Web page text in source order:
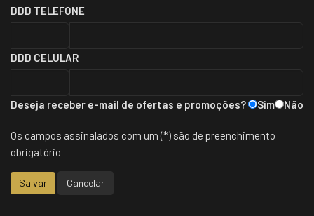
DDD TELEFONE
DDD CELULAR
Deseja receber e-mail de ofertas e promoções? Sim Não
Os campos assinalados com um (*) são de preenchimento
obrigatório